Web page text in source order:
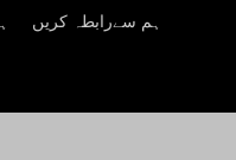
ہم سےرابطہ کریں